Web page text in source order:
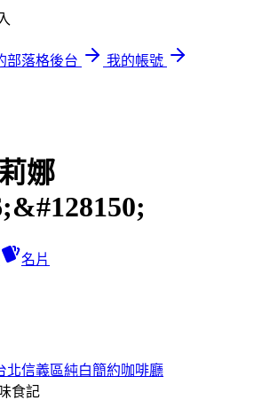
部落格後台
我的帳號
娜
名片
北信義區純白簡約咖啡廳
食記